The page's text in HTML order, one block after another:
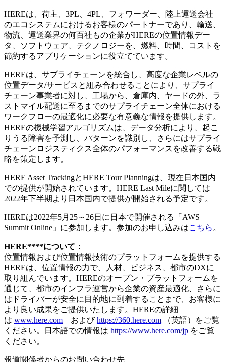
HEREは、荷主、3PL、4PL、フォワーダー、陸上運送会社
のエコシステムにおけるお客様のパートナーであり、輸送、
物流、運送業界の何百社もの企業がHEREの位置情報デー
タ、ソフトウェア、テクノロジーを、燃料、時間、コストを
節約するアプリケーションに役立てています。
HEREは、サプライチェーンを統合し、高度な企業レベルの
位置データ/サービスと組み合わせることにより、サプライ
チェーン事業者に対し、工場から、倉庫内、ヤードの外、ラ
ストマイル配送に至るまでのサプライチェーン全体における
ワークフローの最適化に必要な有意義な情報を提供します。
HEREの機械学習アルゴリズムは、データ分析により、起こ
りうる障害を予測し、パターンを識別し、さらにはサプライ
チェーンロジスティクス全体のパフォーマンスを改善する戦
略を策定します。
HERE Asset TrackingとHERE Tour Planningは、現在日本国内
での提供が開始されています。HERE Last Mileに関しては
2022年下半期より日本国内で提供が開始される予定です。
HEREは2022年5月25～26日に日本で開催される「AWS
Summit Online」に参加します。参加のお申し込みはこちら 。
HERE****について：
位置情報および位置情報技術のプラットフォームを提供する
HEREは、位置情報の力で、人材、ビジネス、都市のDXに
取り組んでいます。HEREのオープン・プラットフォームを
通じて、都市のインフラ運営から企業の資産最適化、さらに
はドライバーが安全に目的地に到着することまで、お客様に
より良い成果をご提供いたします。HEREの詳細
は www.here.com およびhttps://360.here.com （英語）をご覧
ください。日本語での情報は https://www.here.com/jp をご覧
ください。
報道関係者からのお問い合わせ先